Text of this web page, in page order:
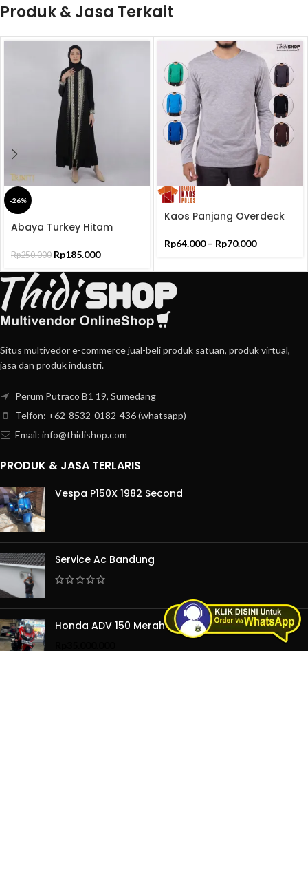
Produk & Jasa Terkait
-26%
Produk
Abaya Turkey Hitam
ELNARA
Rp250.000 Rp185.000
Kaos Panjang Overdeck
Rp64.000 – Rp70.000
Situs multivedor e-commerce jual-beli produk satuan, produk virtual,
jasa dan produk industri.
Perum Putraco B1 19, Sumedang
Telfon: +62-8532-0182-436 (whatsapp)
Email: info@thidishop.com
PRODUK & JASA TERLARIS
Vespa P150X 1982 Second
Service Ac Bandung
Honda ADV 150 Merah Hitam